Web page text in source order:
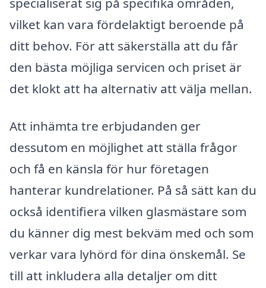
vilket kan vara fördelaktigt beroende på
ditt behov. För att säkerställa att du får
den bästa möjliga servicen och priset är
det klokt att ha alternativ att välja mellan.
Att inhämta tre erbjudanden ger
dessutom en möjlighet att ställa frågor
och få en känsla för hur företagen
hanterar kundrelationer. På så sätt kan du
också identifiera vilken glasmästare som
du känner dig mest bekväm med och som
verkar vara lyhörd för dina önskemål. Se
till att inkludera alla detaljer om ditt